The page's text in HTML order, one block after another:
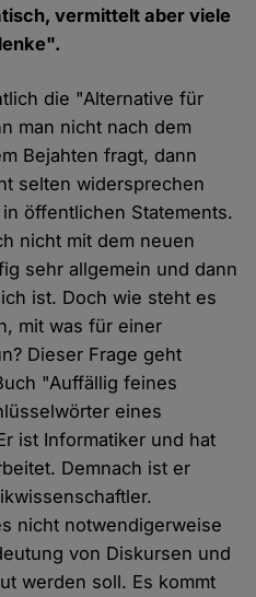
vermittelt aber viele
die "Alternative für
man nicht nach dem
Bejahten fragt, dann
selten widersprechen
öffentlichen Statements.
nicht mit dem neuen
sehr allgemein und dann
ist. Doch wie steht es
mit was für einer
Dieser Frage geht
"Auffällig feines
eines
ist Informatiker und hat
Demnach ist er
nicht notwendigerweise
von Diskursen und
werden soll. Es kommt